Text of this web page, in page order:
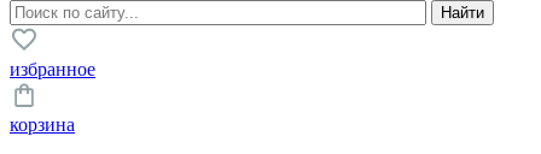
избранное
корзина